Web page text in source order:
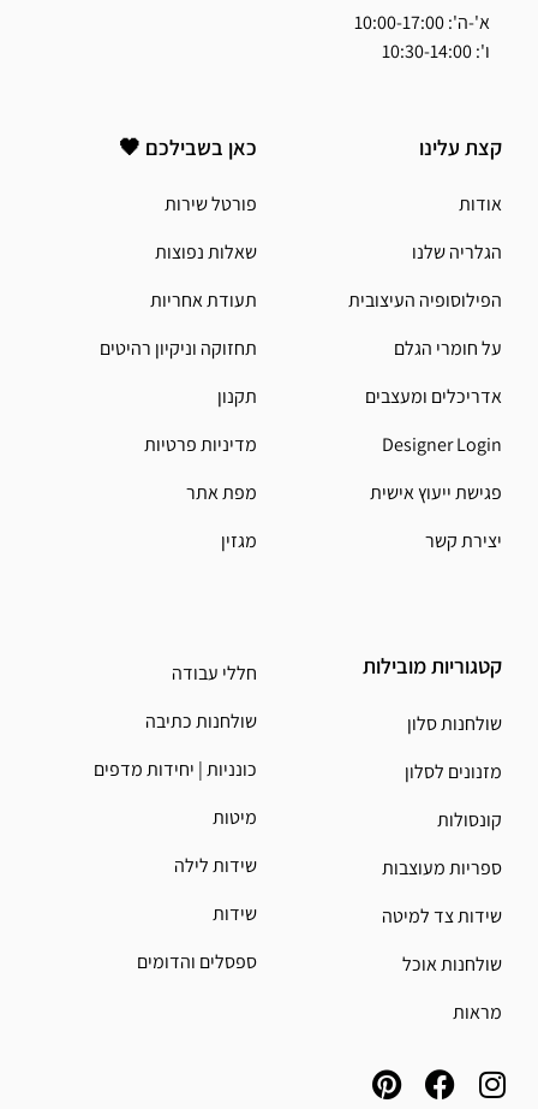
א'-ה': 10:00-17:00
ו': 10:30-14:00
קצת עלינו
אודות
הגלריה שלנו
הפילוסופיה העיצובית
על חומרי הגלם
אדריכלים ומעצבים
Designer Login
פגישת ייעוץ אישית
יצירת קשר
קטגוריות מובילות
שולחנות סלון
מזנונים לסלון
קונסולות
ספריות מעוצבות
שידות צד למיטה
שולחנות אוכל
מראות
כאן בשבילכם 🖤
פורטל שירות
שאלות נפוצות
תעודת אחריות
תחזוקה וניקיון רהיטים
תקנון
מדיניות פרטיות
מפת אתר
מגזין
חללי עבודה
שולחנות כתיבה
כונניות | יחידות מדפים
מיטות
שידות לילה
שידות
ספסלים והדומים